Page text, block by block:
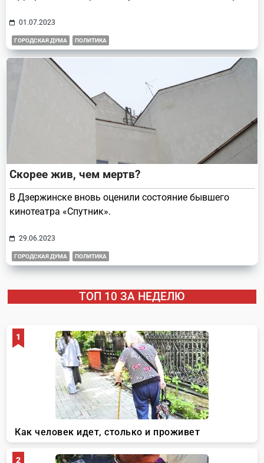
01.07.2023
ГОРОДСКАЯ ДУМА ПОЛИТИКА
Скорее жив, чем мертв?
В Дзержинске вновь оценили состояние бывшего
кинотеатра «Спутник».
29.06.2023
ГОРОДСКАЯ ДУМА ПОЛИТИКА
ТОП 10 ЗА НЕДЕЛЮ